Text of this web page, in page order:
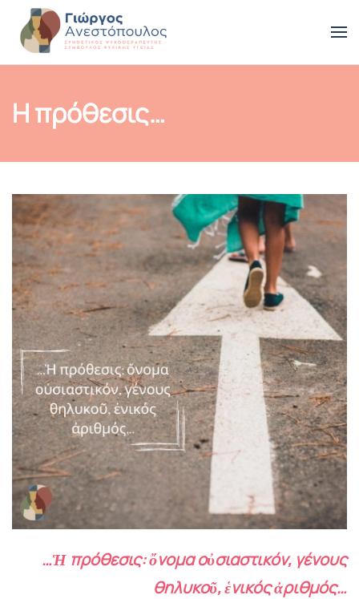
Skip to main content
Η πρόθεσις…
…Ἡ πρόθεσις: ὄνομα οὐσιαστικόν, γένους
θηλυκοῦ, ἑνικός ἀριθμός…